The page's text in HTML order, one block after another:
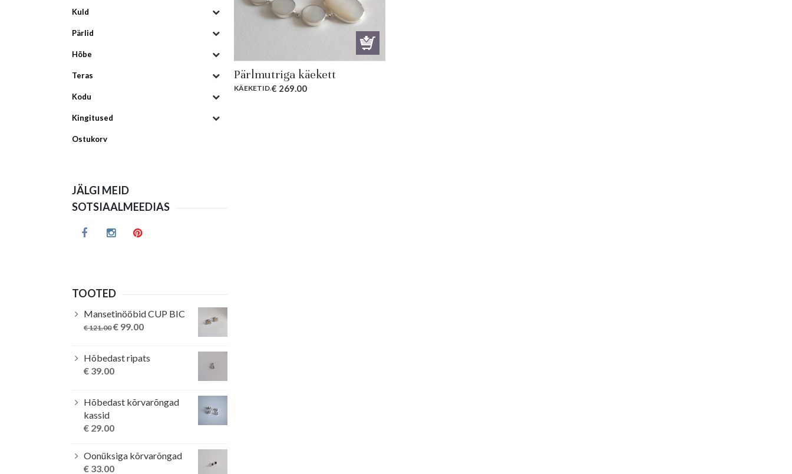
Pärlmutriga käekett
KÄEKETID.€ 269.00
Kuld
Pärlid
Hõbe
Teras
Kodu
Kingitused
Ostukorv
JÄLGI MEID
SOTSIAALMEEDIAS
TOOTED
Mansetinööbid CUP BIC
€121.00 Original
€ 121.00.
€ 99.00Current
€ 99.00.
Hõbedast ripats
€ 39.00
Hõbedast kõrvarõngad
kassid
€ 29.00
Oonüksiga kõrvarõngad
€ 33.00